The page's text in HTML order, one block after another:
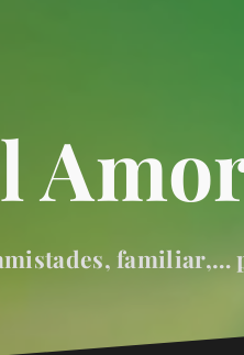
familiar,…